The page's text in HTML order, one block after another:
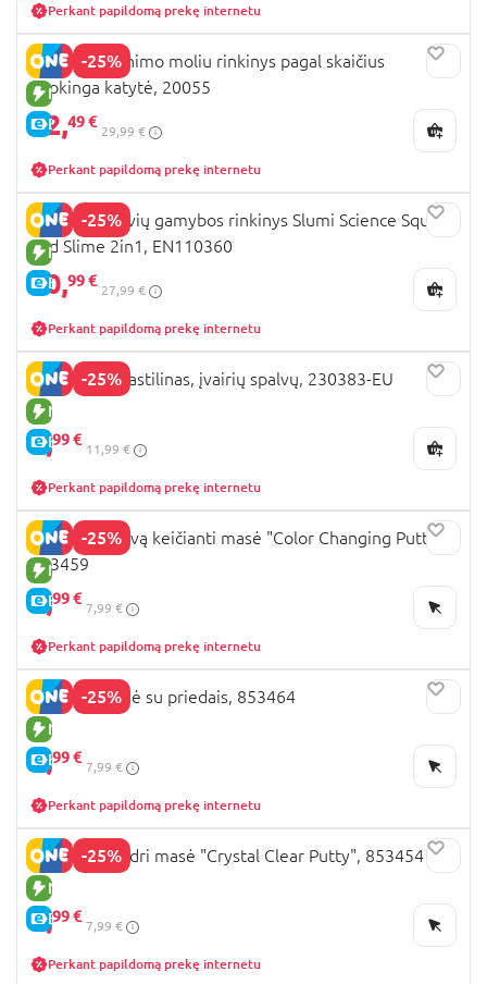
Perkant papildomą prekę internetu
-25%
NAUJA PREKĖ
E-KAINA
OKTO spalvinimo moliu rinkinys pagal skaičius
Juokinga katytė, 20055
22,49 €
29,99 €
Perkant papildomą prekę internetu
-25%
NAUJA PREKĖ
E-KAINA
LISCIANI gleivių gamybos rinkinys Slumi Science Squish
and Slime 2in1, EN110360
20,99 €
27,99 €
Perkant papildomą prekę internetu
-25%
NAUJA PREKĖ
E-KAINA
PLAY-DOH plastilinas, įvairių spalvų, 230383-EU
8,99 €
11,99 €
Perkant papildomą prekę internetu
-25%
NAUJA PREKĖ
E-KAINA
JADORE spalvą keičianti masė "Color Changing Putty",
853459
5,99 €
7,99 €
Perkant papildomą prekę internetu
-25%
NAUJA PREKĖ
E-KAINA
JADORE masė su priedais, 853464
5,99 €
7,99 €
Perkant papildomą prekę internetu
-25%
NAUJA PREKĖ
E-KAINA
JADORE skaidri masė "Crystal Clear Putty", 853454
5,99 €
7,99 €
Perkant papildomą prekę internetu